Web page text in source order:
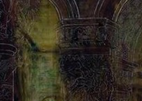
En Francia,
1880, el